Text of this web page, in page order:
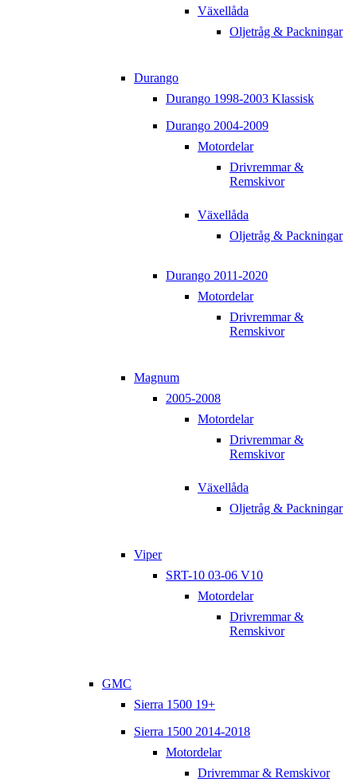
Växellåda
Oljetråg & Packningar
Durango
Durango 1998-2003 Klassisk
Durango 2004-2009
Motordelar
Drivremmar &
Remskivor
Växellåda
Oljetråg & Packningar
Durango 2011-2020
Motordelar
Drivremmar &
Remskivor
Magnum
2005-2008
Motordelar
Drivremmar &
Remskivor
Växellåda
Oljetråg & Packningar
Viper
SRT-10 03-06 V10
Motordelar
Drivremmar &
Remskivor
GMC
Sierra 1500 19+
Sierra 1500 2014-2018
Motordelar
Drivremmar & Remskivor